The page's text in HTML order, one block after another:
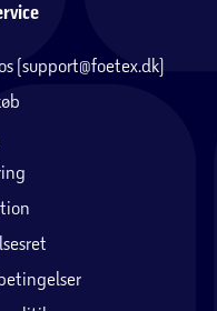
(support@foetex.dk)